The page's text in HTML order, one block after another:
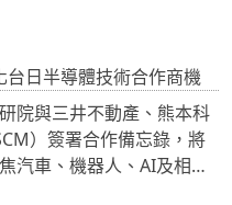
台日半導體技術合作商機
院與三井不動產、熊本科
）簽署合作備忘錄，將
汽車、機器人、AI及相關